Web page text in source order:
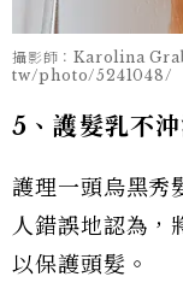
攝影師：Karolina
tw/photo/5241048/
5、護髮乳不
護理一頭烏黑秀
人錯誤地認為，
以保護頭髮。